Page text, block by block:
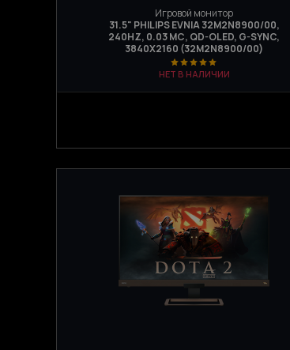
Игровой монитор
31.5" PHILIPS EVNIA 32M2N8900/00,
240HZ, 0.03 МС, QD-OLED, G-SYNC,
3840Х2160 (32M2N8900/00)
НЕТ В НАЛИЧИИ